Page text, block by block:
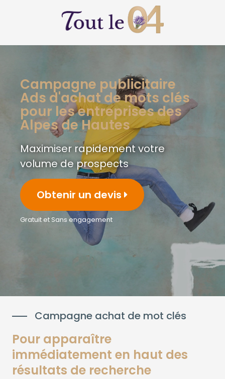
Campagne publicitaire
Ads d'achat de mots clés
pour les entreprises des
Alpes de Hautes
Maximiser rapidement votre
volume de prospects
Obtenir un devis
Gratuit et Sans engagement
Campagne achat de mot clés
Pour apparaître
immédiatement en haut des
résultats de recherche